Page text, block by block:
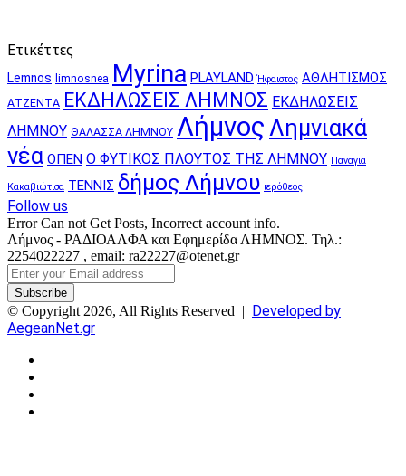
Ετικέττες
Lemnos limnosnea Myrina PLAYLAND Ήφαιστος ΑΘΛΗΤΙΣΜΟΣ
ΑΤΖΕΝΤΑ ΕΚΔΗΛΩΣΕΙΣ ΛΗΜΝΟΣ ΕΚΔΗΛΩΣΕΙΣ
ΛΗΜΝΟΥ ΘΑΛΑΣΣΑ ΛΗΜΝΟΥ Λήμνος Λημνιακά
νέα ΟΠΕΝ Ο ΦΥΤΙΚΟΣ ΠΛΟΥΤΟΣ ΤΗΣ ΛΗΜΝΟΥ Παναγια
Κακαβιώτισα ΤΕΝΝΙΣ δήμος Λήμνου ιερόθεος
Follow us
Error Can not Get Posts, Incorrect account info.
Λήμνος - ΡΑΔΙΟΑΛΦΑ και Εφημερίδα ΛΗΜΝΟΣ. Τηλ.:
2254022227 , email: ra22227@otenet.gr
Enter
your
Email
address
© Copyright 2026, All Rights Reserved | Developed by
AegeanNet.gr